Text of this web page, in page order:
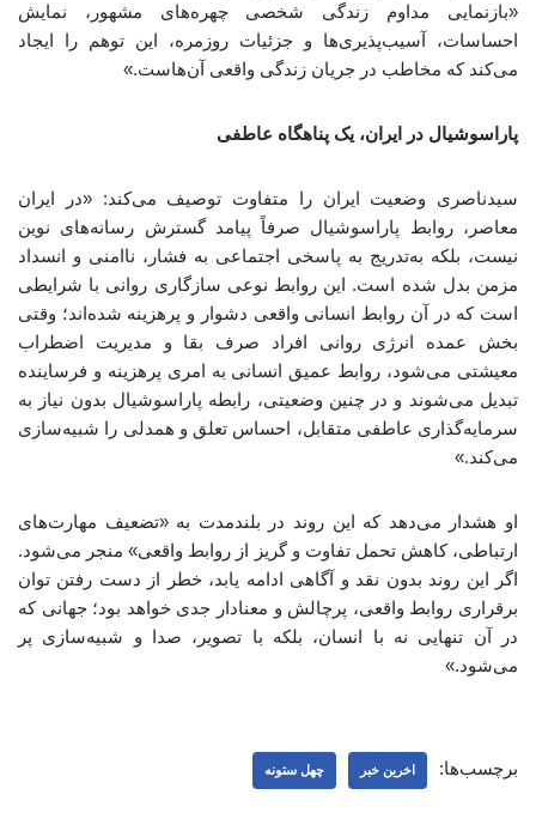
«بازنمایی مداوم زندگی شخصی چهره‌های مشهور، نمایش
احساسات، آسیب‌پذیری‌ها و جزئیات روزمره، این توهم را ایجاد
می‌کند که مخاطب در جریان زندگی واقعی آن‌هاست.»
پاراسوشیال در ایران، یک پناهگاه عاطفی
سیدناصری وضعیت ایران را متفاوت توصیف می‌کند: «در ایران
معاصر، روابط پاراسوشیال صرفاً پیامد گسترش رسانه‌های نوین
نیست، بلکه به‌تدریج به پاسخی اجتماعی به فشار، ناامنی و انسداد
مزمن بدل شده است. این روابط نوعی سازگاری روانی با شرایطی
است که در آن روابط انسانی واقعی دشوار و پرهزینه شده‌اند؛ وقتی
بخش عمده انرژی روانی افراد صرف بقا و مدیریت اضطراب
معیشتی می‌شود، روابط عمیق انسانی به امری پرهزینه و فرساینده
تبدیل می‌شوند و در چنین وضعیتی، رابطه پاراسوشیال بدون نیاز به
سرمایه‌گذاری عاطفی متقابل، احساس تعلق و همدلی را شبیه‌سازی
می‌کند.»
او هشدار می‌دهد که این روند در بلندمدت به «تضعیف مهارت‌های
ارتباطی، کاهش تحمل تفاوت و گریز از روابط واقعی» منجر می‌شود.
اگر این روند بدون نقد و آگاهی ادامه یابد، خطر از دست رفتن توان
برقراری روابط واقعی، پرچالش و معنادار جدی خواهد بود؛ جهانی که
در آن تنهایی نه با انسان، بلکه با تصویر، صدا و شبیه‌سازی پر
می‌شود.»
برچسب‌ها: اخرین خبر چهل ستونه